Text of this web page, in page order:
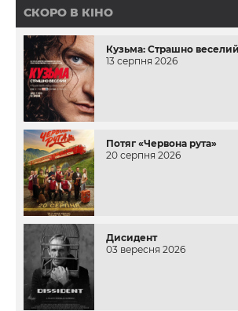
СКОРО В КІНО
Кузьма: Страшно веселий
13 серпня 2026
Потяг «Червона рута»
20 серпня 2026
Дисидент
03 вересня 2026